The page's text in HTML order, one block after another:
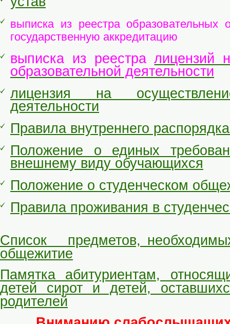
выписка из реестра образовательных
государственную аккредитацию
выписка из реестралицензий
образовательной деятельности
лицензия на
деятельности
Правила внутреннего
Положение о единых
внешнему виду обучающихся
Положение о студенческом
Правила проживания в
Список предметов,
общежитие
Памятка абитуриентам,
детей сирот и детей,
родителей